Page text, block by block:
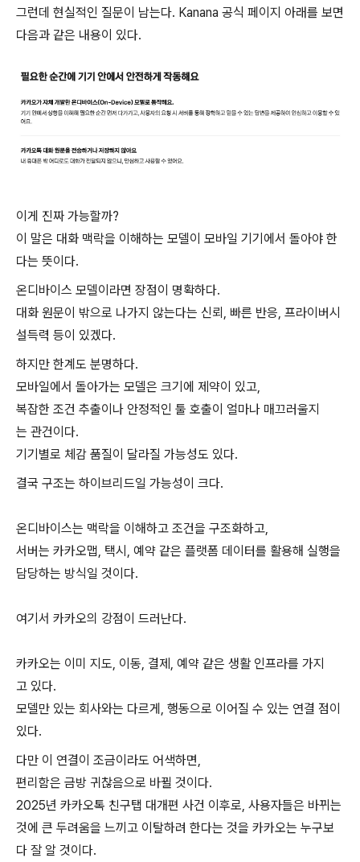
그런데 현실적인 질문이 남는다. Kanana 공식 페이지 아래를 보면
다음과 같은 내용이 있다.
이게 진짜 가능할까?
이 말은 대화 맥락을 이해하는 모델이 모바일 기기에서 돌아야 한
다는 뜻이다.
온디바이스 모델이라면 장점이 명확하다.
대화 원문이 밖으로 나가지 않는다는 신뢰, 빠른 반응, 프라이버시
설득력 등이 있겠다.
하지만 한계도 분명하다.
모바일에서 돌아가는 모델은 크기에 제약이 있고,
복잡한 조건 추출이나 안정적인 툴 호출이 얼마나 매끄러울지
는 관건이다.
기기별로 체감 품질이 달라질 가능성도 있다.
결국 구조는 하이브리드일 가능성이 크다.
온디바이스는 맥락을 이해하고 조건을 구조화하고,
서버는 카카오맵, 택시, 예약 같은 플랫폼 데이터를 활용해 실행을
담당하는 방식일 것이다.
여기서 카카오의 강점이 드러난다.
카카오는 이미 지도, 이동, 결제, 예약 같은 생활 인프라를 가지
고 있다.
모델만 있는 회사와는 다르게, 행동으로 이어질 수 있는 연결 점이
있다.
다만 이 연결이 조금이라도 어색하면,
편리함은 금방 귀찮음으로 바뀔 것이다.
2025년 카카오톡 친구탭 대개편 사건 이후로, 사용자들은 바뀌는
것에 큰 두려움을 느끼고 이탈하려 한다는 것을 카카오는 누구보
다 잘 알 것이다.